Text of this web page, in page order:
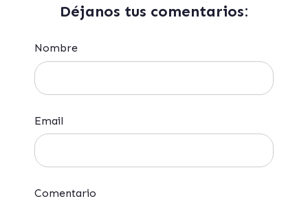
Déjanos tus comentarios:
Nombre
Email
Comentario